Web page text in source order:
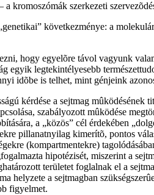
kromoszómák szerkezeti
következménye: a
hogy egyelõre távol vagyunk
egyik legtekintélyesebb
idõbe is telhet, mint génjeink
kérdése a sejtmag mûködésének
szabályozott mûködése
a „közös” cél érdekében
pillanatnyilag kimerítõ, pontos
(kompartmentekre)
hipotézisét, miszerint a
területet foglalnak el a
helyzete a sejtmagban
figyelmet.